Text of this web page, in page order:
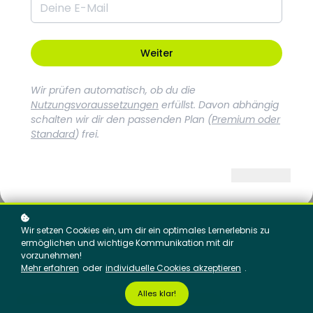
Wo finde ich meine Lerninhalte?
Wir setzen Cookies ein, um dir ein optimales Lernerlebnis zu
ermöglichen und wichtige Kommunikation mit dir
vorzunehmen!
Mehr erfahren oder individuelle Cookies akzeptieren .
Alles klar!